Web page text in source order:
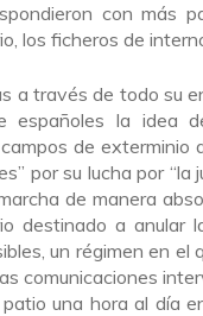
con más
los ficheros de
a través de todo su
españoles la idea
de exterminio
por su lucha por
de manera
destinado a anular
un régimen en
comunicaciones
una hora al día